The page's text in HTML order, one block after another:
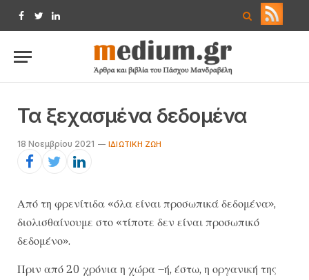
Facebook
TwitterLinkedIn
Τα ξεχασμένα δεδομένα
18 Νοεμβρίου 2021 IΔΙΩΤΙΚΉ ΖΩΉ
Από τη φρενίτιδα «όλα είναι προσωπικά δεδομένα»,
διολισθαίνουμε στο «τίποτε δεν είναι προσωπικό
δεδομένο».
Πριν από 20 χρόνια η χώρα –ή, έστω, η οργανική της